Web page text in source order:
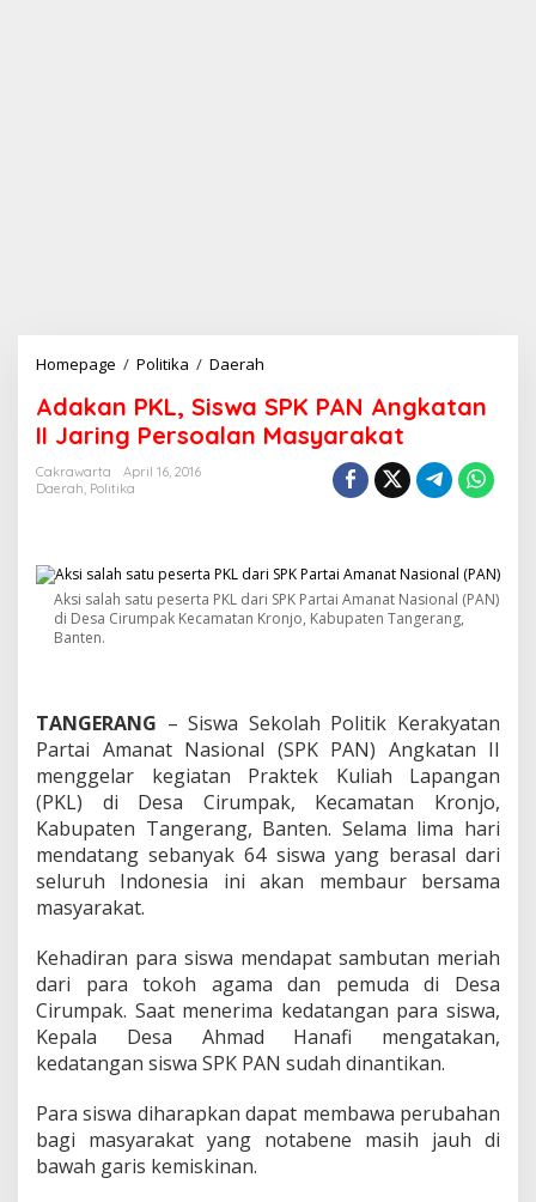
Homepage / Politika / Daerah
a
k
a
S
i
s
K
A
N
A
n
g
k
n
I
I
a
r
n
g
Adakan PKL, Siswa SPK PAN Angkatan
II Jaring Persoalan Masyarakat
Cakrawarta
April 16, 2016
Daerah, Politika
Aksi salah satu peserta PKL dari SPK Partai Amanat Nasional (PAN)
di Desa Cirumpak Kecamatan Kronjo, Kabupaten Tangerang,
Banten.
TANGERANG – Siswa Sekolah Politik Kerakyatan
Partai Amanat Nasional (SPK PAN) Angkatan II
menggelar kegiatan Praktek Kuliah Lapangan
(PKL) di Desa Cirumpak, Kecamatan Kronjo,
Kabupaten Tangerang, Banten. Selama lima hari
mendatang sebanyak 64 siswa yang berasal dari
seluruh Indonesia ini akan membaur bersama
masyarakat.
Kehadiran para siswa mendapat sambutan meriah
dari para tokoh agama dan pemuda di Desa
Cirumpak. Saat menerima kedatangan para siswa,
Kepala Desa Ahmad Hanafi mengatakan,
kedatangan siswa SPK PAN sudah dinantikan.
Para siswa diharapkan dapat membawa perubahan
bagi masyarakat yang notabene masih jauh di
bawah garis kemiskinan.